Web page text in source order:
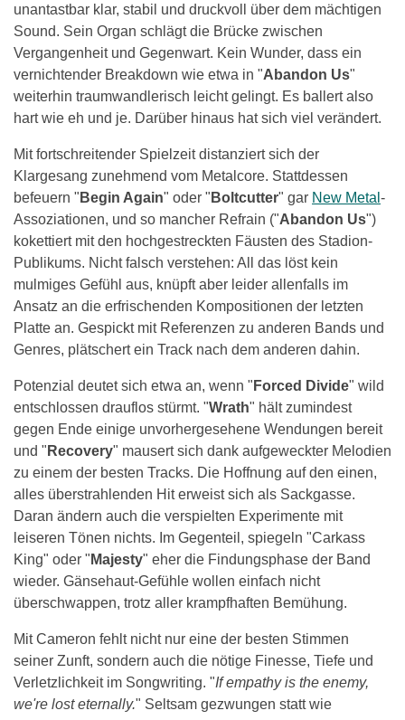
unantastbar klar, stabil und druckvoll über dem mächtigen
Sound. Sein Organ schlägt die Brücke zwischen
Vergangenheit und Gegenwart. Kein Wunder, dass ein
vernichtender Breakdown wie etwa in "Abandon Us"
weiterhin traumwandlerisch leicht gelingt. Es ballert also
hart wie eh und je. Darüber hinaus hat sich viel verändert.
Mit fortschreitender Spielzeit distanziert sich der
Klargesang zunehmend vom Metalcore. Stattdessen
befeuern " Begin Again" oder " Boltcutter" gar New Metal -
Assoziationen, und so mancher Refrain ("Abandon Us")
kokettiert mit den hochgestreckten Fäusten des Stadion-
Publikums. Nicht falsch verstehen: All das löst kein
mulmiges Gefühl aus, knüpft aber leider allenfalls im
Ansatz an die erfrischenden Kompositionen der letzten
Platte an. Gespickt mit Referenzen zu anderen Bands und
Genres, plätschert ein Track nach dem anderen dahin.
Potenzial deutet sich etwa an, wenn " Forced Divide" wild
entschlossen drauflos stürmt. "Wrath" hält zumindest
gegen Ende einige unvorhergesehene Wendungen bereit
und " Recovery" mausert sich dank aufgeweckter Melodien
zu einem der besten Tracks. Die Hoffnung auf den einen,
alles überstrahlenden Hit erweist sich als Sackgasse.
Daran ändern auch die verspielten Experimente mit
leiseren Tönen nichts. Im Gegenteil, spiegeln "Carkass
King" oder " Majesty" eher die Findungsphase der Band
wieder. Gänsehaut-Gefühle wollen einfach nicht
überschwappen, trotz aller krampfhaften Bemühung.
Mit Cameron fehlt nicht nur eine der besten Stimmen
seiner Zunft, sondern auch die nötige Finesse, Tiefe und
Verletzlichkeit im Songwriting. "If empathy is the enemy,
we're lost eternally." Seltsam gezwungen statt wie